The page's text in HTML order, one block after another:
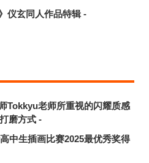
仪玄同人作品特辑 -
Tokkyu老师所重视的闪耀质感
磨方式 -
中生插画比赛2025最优秀奖得